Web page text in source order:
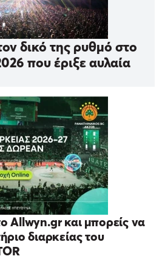
δικό της ρυθμό στο
που έριξε αυλαία
Allwyn.gr και μπορείς να
διαρκείας του